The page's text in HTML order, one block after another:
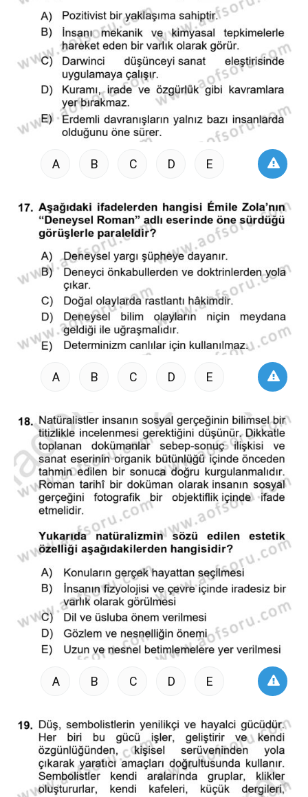
A B C D E
A B C D E
A B C D E